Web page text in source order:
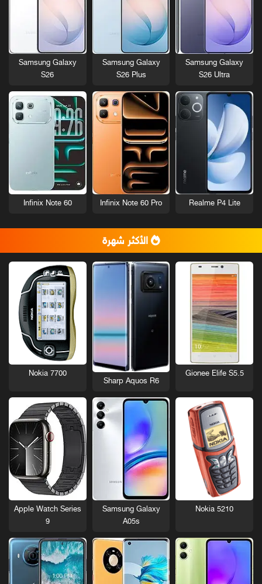
Samsung Galaxy
S26 Ultra
Samsung Galaxy
S26 Plus
Samsung Galaxy
S26
Realme P4 Lite
Infinix Note 60 Pro
Infinix Note 60
الأكثر شهرة
Gionee Elife S5.5
Sharp Aquos R6
Nokia 7700
Nokia 5210
Samsung Galaxy
A05s
Apple Watch Series
9